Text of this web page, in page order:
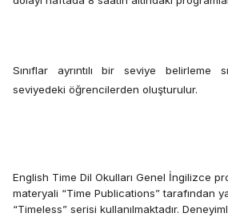
Sınıflar ayrıntılı bir seviye belirleme
seviyedeki öğrencilerden oluşturulur.
English Time Dil Okulları Genel İngilizce
materyali “Time Publications” tarafından
“Timeless” serisi kullanılmaktadır.